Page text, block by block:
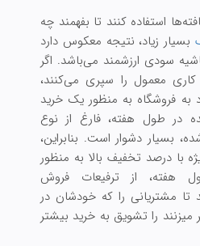
استفاده کنند تا بفهمند چه
بسیار زیاد، نتیجه معکوس دارد
سودی ارزشمند می‌باشد. اگر
معمول را سپری می‌کنند،
به فروشگاه به منظور یک خرید
در طول هفته، فارغ از نوع
بسیار دشوار است. بنابراین،
با درصد تخفیف بالا به منظور
هفته، از ترفیعات فروش
تا مشتریانی را که خودشان در
را تشویق به خرید بیشتر